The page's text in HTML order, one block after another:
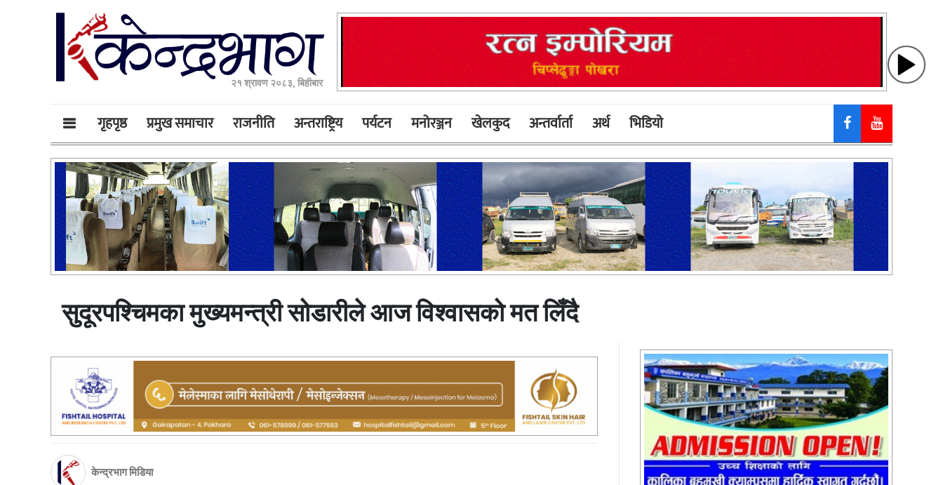
२१ श्रावण २०८३, बिहीबार
गृहपृष्ठ प्रमुख समाचार राजनीति अन्तराष्ट्रिय पर्यटन मनोरञ्जन खेलकुद अन्तर्वार्ता अर्थ भिडियाे
सुदूरपश्चिमका मुख्यमन्त्री सोडारीले आज विश्वासको मत लिँदै
केन्द्रभाग मिडिया